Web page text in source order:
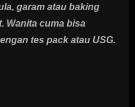
garam atau baking
Wanita cuma bisa
tes pack atau USG.